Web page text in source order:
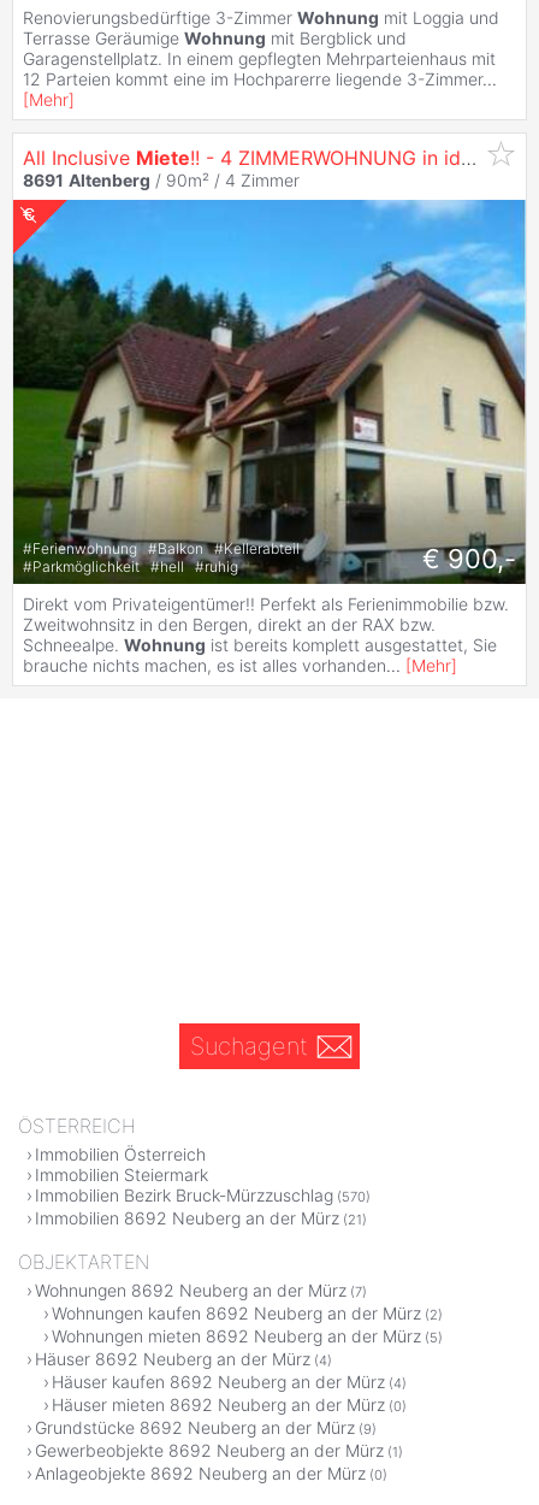
Renovierungsbedürftige 3-Zimmer Wohnung mit Loggia und
Terrasse Geräumige Wohnung mit Bergblick und
Garagenstellplatz. In einem gepflegten Mehrparteienhaus mit
12 Parteien kommt eine im Hochparerre liegende 3-Zimmer...
[Mehr]
All Inclusive Miete!! - 4 ZIMMERWOHNUNG in idyllischer Lage in
8691 Altenberg / 90m² / 4 Zimmer
#Ferienwohnung #Balkon #Kellerabteil
#Parkmöglichkeit #hell #ruhig € 900,-
Direkt vom Privateigentümer!! Perfekt als Ferienimmobilie bzw.
Zweitwohnsitz in den Bergen, direkt an der RAX bzw.
Schneealpe. Wohnung ist bereits komplett ausgestattet, Sie
brauche nichts machen, es ist alles vorhanden... [Mehr]
Suchagent
ÖSTERREICH
Immobilien Österreich
Immobilien Steiermark
Immobilien Bezirk Bruck-Mürzzuschlag (570)
Immobilien 8692 Neuberg an der Mürz (21)
OBJEKTARTEN
Wohnungen 8692 Neuberg an der Mürz (7)
Wohnungen kaufen 8692 Neuberg an der Mürz (2)
Wohnungen mieten 8692 Neuberg an der Mürz (5)
Häuser 8692 Neuberg an der Mürz (4)
Häuser kaufen 8692 Neuberg an der Mürz (4)
Häuser mieten 8692 Neuberg an der Mürz (0)
Grundstücke 8692 Neuberg an der Mürz (9)
Gewerbeobjekte 8692 Neuberg an der Mürz (1)
Anlageobjekte 8692 Neuberg an der Mürz (0)